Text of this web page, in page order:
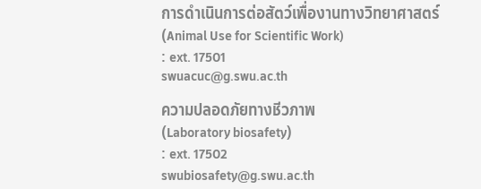
การดำเนินการต่อสัตว์เพื่องานทางวิทยาศาสตร์
(Animal Use for Scientific Work)
: ext.17501
swuacuc@g.swu.ac.th
ความปลอดภัยทางชีวภาพ
(Laboratory biosafety)
: ext.17502
swubiosafety@g.swu.ac.th